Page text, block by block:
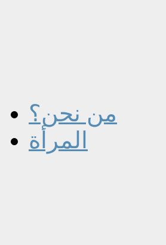
من نحن؟
المرأة